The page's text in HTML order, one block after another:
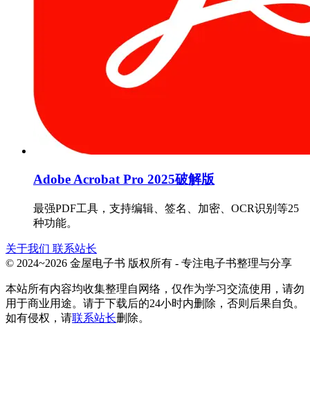
Adobe Acrobat Pro 2025破解版
最强PDF工具，支持编辑、签名、加密、OCR识别等25
种功能。
关于我们 联系站长
© 2024~2026 金屋电子书 版权所有 - 专注电子书整理与分享
本站所有内容均收集整理自网络，仅作为学习交流使用，请勿
用于商业用途。请于下载后的24小时内删除，否则后果自负。
如有侵权，请联系站长删除。